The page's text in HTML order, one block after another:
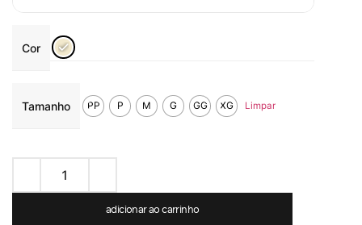
Cor
Tamanho PP P M G GG XG Limpar
adicionar ao carrinho